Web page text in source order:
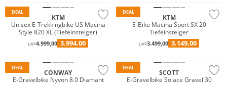
DEAL
KTM
Unisex E-Trekkingbike US Macina
Style 820 XL (Tiefeinsteiger)
UVP4.999,00 3.994,00
DEAL
KTM
E-Bike Macina Sport SX 20
Tiefeinsteiger
UVP3.499,00 3.149,00
DEAL
CONWAY
E-Gravelbike Nyvon 8.0 Diamant
DEAL
SCOTT
E-Gravelbike Solace Gravel 30